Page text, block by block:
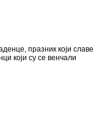
празник који славе
који су се венчали